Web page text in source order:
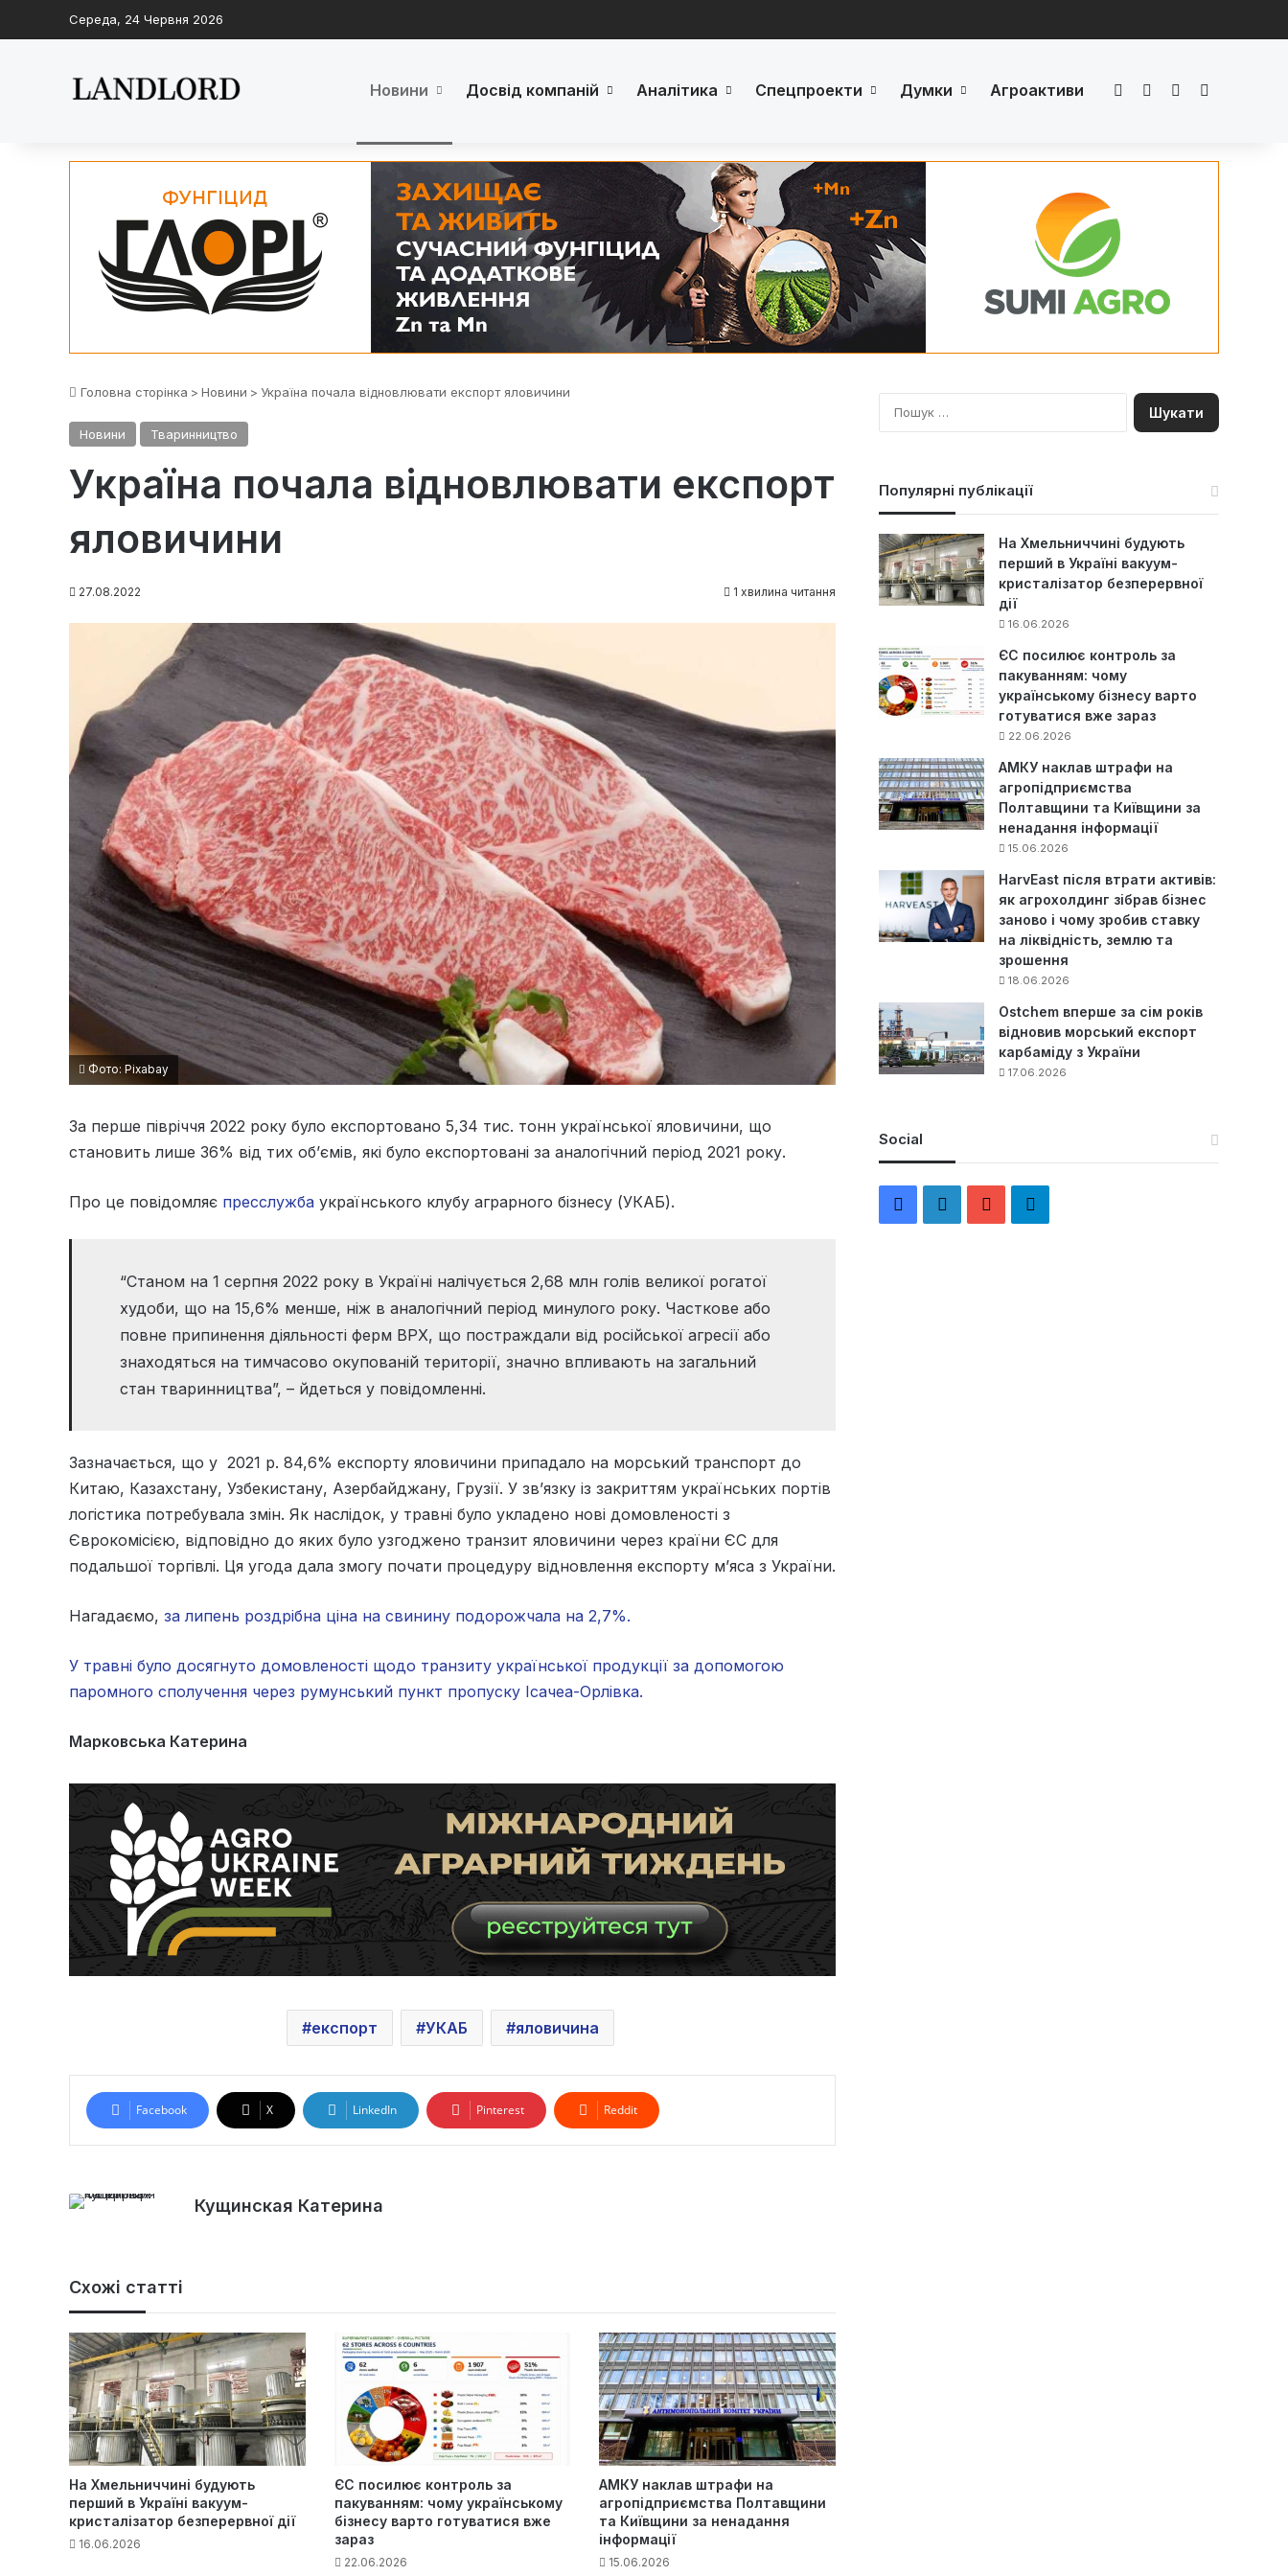
Середа, 24 Червня 2026
Новини Досвід компаній Аналітика Спецпроекти Думки Агроактиви FacebookLinkedInYouTube
Головна сторінка > Новини > Україна почала відновлювати експорт яловичини
Новини Тваринництво
Україна почала відновлювати експорт
яловичини
27.08.2022 1 хвилина читання
Фото: Pixabay
За перше півріччя 2022 року було експортовано 5,34 тис. тонн української яловичини, що
становить лише 36% від тих об’ємів, які було експортовані за аналогічний період 2021 року.
Про це повідомляє пресслужба українського клубу аграрного бізнесу (УКАБ).
“Станом на 1 серпня 2022 року в Україні налічується 2,68 млн голів великої рогатої
худоби, що на 15,6% менше, ніж в аналогічний період минулого року. Часткове або
повне припинення діяльності ферм ВРХ, що постраждали від російської агресії або
знаходяться на тимчасово окупованій території, значно впливають на загальний
стан тваринництва”, – йдеться у повідомленні.
Зазначається, що у 2021 р. 84,6% експорту яловичини припадало на морський транспорт до
Китаю, Казахстану, Узбекистану, Азербайджану, Грузії. У зв’язку із закриттям українських портів
логістика потребувала змін. Як наслідок, у травні було укладено нові домовленості з
Єврокомісією, відповідно до яких було узгоджено транзит яловичини через країни ЄС для
подальшої торгівлі. Ця угода дала змогу почати процедуру відновлення експорту м’яса з України.
Нагадаємо, за липень роздрібна ціна на свинину подорожчала на 2,7%.
У травні було досягнуто домовленості щодо транзиту української продукції за допомогою
паромного сполучення через румунський пункт пропуску Ісачеа-Орлівка.
Марковська Катерина
експорт УКАБ яловичина
Facebook X LinkedIn Pinterest Reddit
Кущинская Катерина
Схожі статті
На Хмельниччині будують
перший в Україні вакуум-
кристалізатор безперервної дії
16.06.2026
ЄС посилює контроль за
пакуванням: чому українському
бізнесу варто готуватися вже
зараз
22.06.2026
АМКУ наклав штрафи на
агропідприємства Полтавщини
та Київщини за ненадання
інформації
15.06.2026
П
о
Популярні публікації
На Хмельниччині будують
перший в Україні вакуум-
кристалізатор безперервної
дії
16.06.2026
ЄС посилює контроль за
пакуванням: чому
українському бізнесу варто
готуватися вже зараз
22.06.2026
АМКУ наклав штрафи на
агропідприємства
Полтавщини та Київщини за
ненадання інформації
15.06.2026
HarvEast після втрати активів:
як агрохолдинг зібрав бізнес
заново і чому зробив ставку
на ліквідність, землю та
зрошення
18.06.2026
Ostchem вперше за сім років
відновив морський експорт
карбаміду з України
17.06.2026
Social